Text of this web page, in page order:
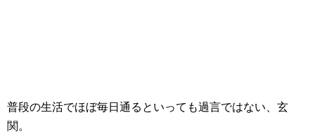
普段の生活でほぼ毎日通るといっても過言ではない、玄
関。